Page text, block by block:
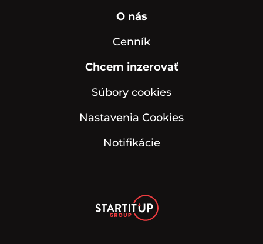
O nás
Cenník
Chcem inzerovať
Súbory cookies
Nastavenia Cookies
Notifikácie